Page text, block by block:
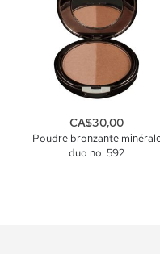
Poudre bronzante
duo no. 592
CA$30,00